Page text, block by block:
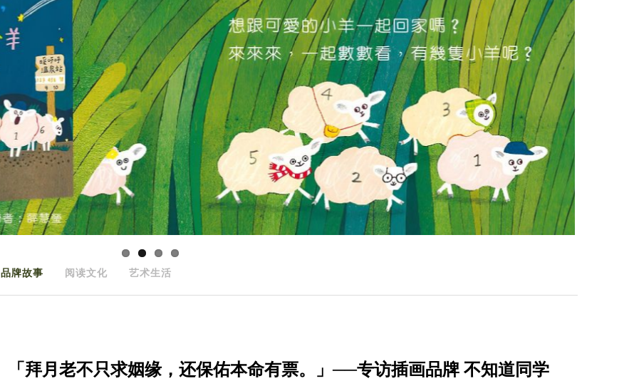
品牌故事 阅读文化 艺术生活
「拜月老不只求姻缘，还保佑本命有票。」──专访插画品牌 不知道同学